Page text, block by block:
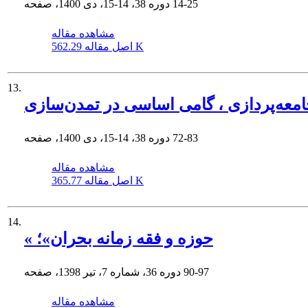
14-25
مشاهده مقاله
اصل مقاله 562.29 K
13.
، گامی اساسی در تمدن‌سازی
72-83
مشاهده مقاله
اصل مقاله 365.77 K
14.
« حوزه و فقه زمانه بحران»؛
90-97
مشاهده مقاله